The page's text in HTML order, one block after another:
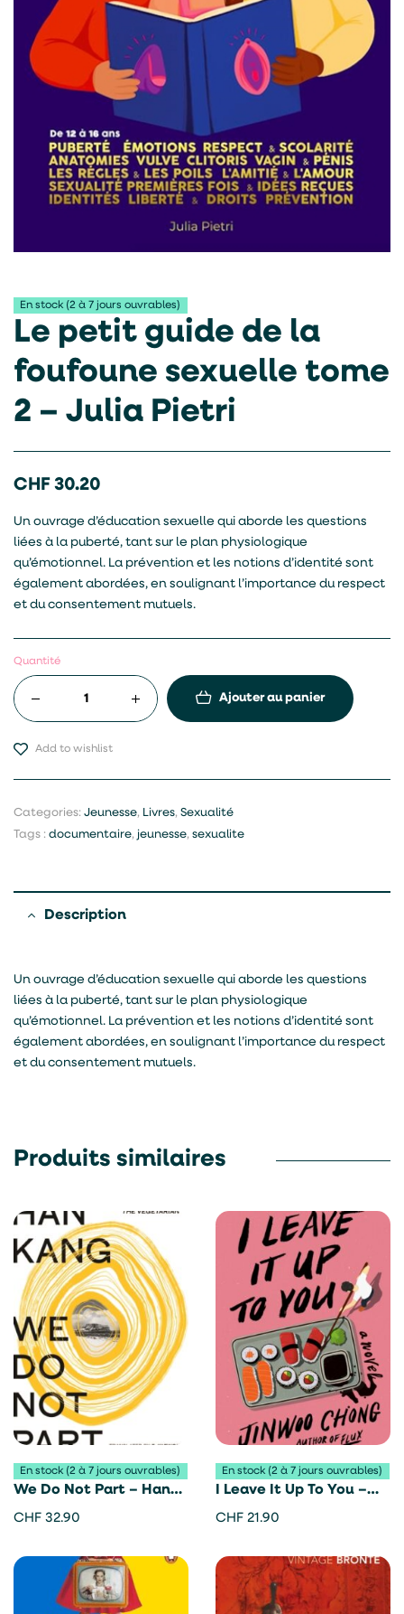
En stock (2 à 7 jours ouvrables)
Le petit guide de la
foufoune sexuelle tome
2 – Julia Pietri
CHF 30.20
Un ouvrage d’éducation sexuelle qui aborde les questions
liées à la puberté, tant sur le plan physiologique
qu’émotionnel. La prévention et les notions d’identité sont
également abordées, en soulignant l’importance du respect
et du consentement mutuels.
Quantité
Ajouter au panier
Add to wishlist
Categories: Jeunesse, Livres, Sexualité
Tags : documentaire, jeunesse, sexualite
Description
Un ouvrage d’éducation sexuelle qui aborde les questions
liées à la puberté, tant sur le plan physiologique
qu’émotionnel. La prévention et les notions d’identité sont
également abordées, en soulignant l’importance du respect
et du consentement mutuels.
Produits similaires
En stock (2 à 7 jours ouvrables)
We Do Not Part – Han
Kang
CHF 32.90
En stock (2 à 7 jours ouvrables)
I Leave It Up To You –
Chong Jin-woo
CHF 21.90